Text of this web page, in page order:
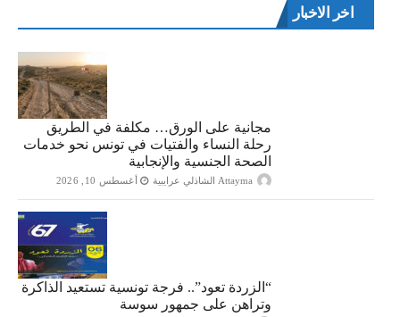
اخر الاخبار
مجانية على الورق… مكلفة في الطريق
رحلة النساء والفتيات في تونس نحو خدمات
الصحة الجنسية والإنجابية
Attayma الشاذلي عرايبية أغسطس 10, 2026
“الزردة تعود”.. فرجة تونسية تستعيد الذاكرة
وتراهن على جمهور سوسة